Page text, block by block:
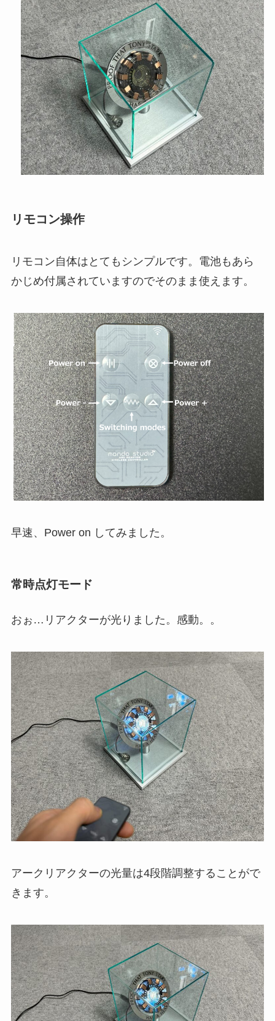
リモコン操作
リモコン自体はとてもシンプルです。電池もあら
かじめ付属されていますのでそのまま使えます。
早速、Power on してみました。
常時点灯モード
おぉ…リアクターが光りました。感動。。
アークリアクターの光量は4段階調整することがで
きます。